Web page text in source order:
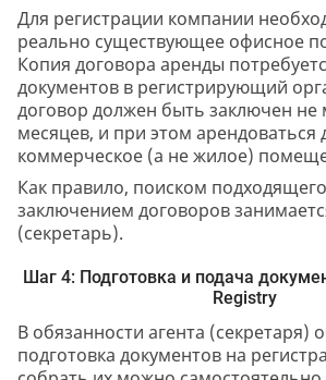
Для регистрации компании
реально существующее офисное
Копия договора аренды
документов в регистрирующий
договор должен быть заключен не
месяцев, и при этом арендоваться
коммерческое (а не жилое)
Как правило, поиском
заключением договоров
(секретарь).
Шаг 4: Подготовка и подача
Registry
В обязанности агента (секретаря)
подготовка документов на